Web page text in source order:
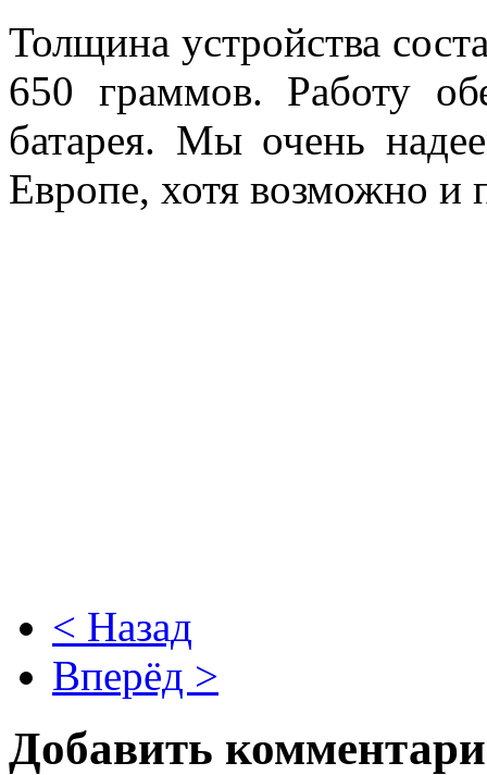
Толщина устройства
650 граммов. Работу
батарея. Мы очень
Европе, хотя возможно и
< Назад
Вперёд >
Добавить